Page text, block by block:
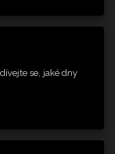
se, jaké dny